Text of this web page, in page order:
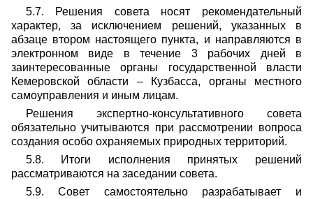
5.7. Решения совета носят рекомендательный
характер, за исключением решений, указанных в
абзаце втором настоящего пункта, и направляются в
электронном виде в течение 3 рабочих дней в
заинтересованные органы государственной власти
Кемеровской области – Кузбасса, органы местного
самоуправления и иным лицам.
Решения экспертно-консультативного совета
обязательно учитываются при рассмотрении вопроса
создания особо охраняемых природных территорий.
5.8. Итоги исполнения принятых решений
рассматриваются на заседании совета.
5.9. Совет самостоятельно разрабатывает и